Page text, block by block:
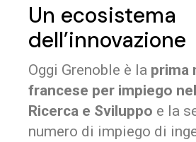
Un ecosistema
dell’innovazione
Oggi Grenoble è la prima
francese per impiego
Ricerca e Sviluppo e la
numero di impiego di